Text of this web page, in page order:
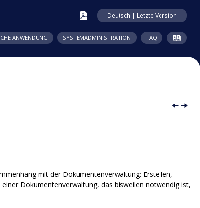
Deutsch | Letzte Version
ANWENDUNG SYSTEMADMINISTRATION FAQ
mit der Dokumentenverwaltung: Erstellen,
Dokumentenverwaltung, das bisweilen notwendig ist,